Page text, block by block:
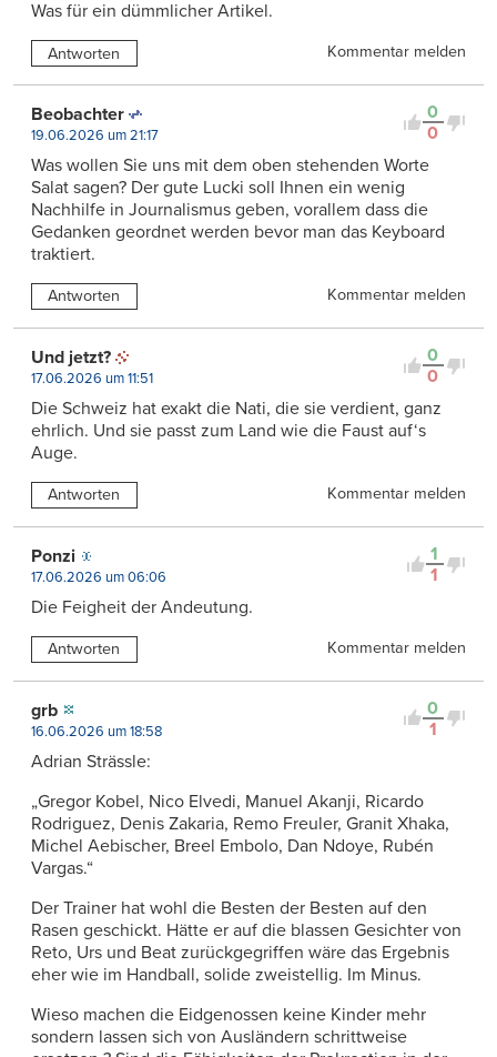
Was für ein dümmlicher Artikel.
Antworten Kommentar melden
0
0
Beobachter
19.06.2026 um 21:17
Was wollen Sie uns mit dem oben stehenden Worte
Salat sagen? Der gute Lucki soll Ihnen ein wenig
Nachhilfe in Journalismus geben, vorallem dass die
Gedanken geordnet werden bevor man das Keyboard
traktiert.
Antworten Kommentar melden
0
0
Und jetzt?
17.06.2026 um 11:51
Die Schweiz hat exakt die Nati, die sie verdient, ganz
ehrlich. Und sie passt zum Land wie die Faust auf‘s
Auge.
Antworten Kommentar melden
1
1
Ponzi
17.06.2026 um 06:06
Die Feigheit der Andeutung.
Antworten Kommentar melden
0
1
grb
16.06.2026 um 18:58
Adrian Strässle:
„Gregor Kobel, Nico Elvedi, Manuel Akanji, Ricardo
Rodriguez, Denis Zakaria, Remo Freuler, Granit Xhaka,
Michel Aebischer, Breel Embolo, Dan Ndoye, Rubén
Vargas.“
Der Trainer hat wohl die Besten der Besten auf den
Rasen geschickt. Hätte er auf die blassen Gesichter von
Reto, Urs und Beat zurückgegriffen wäre das Ergebnis
eher wie im Handball, solide zweistellig. Im Minus.
Wieso machen die Eidgenossen keine Kinder mehr
sondern lassen sich von Ausländern schrittweise